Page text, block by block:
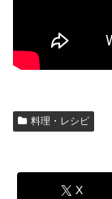
料理・レシピ
X